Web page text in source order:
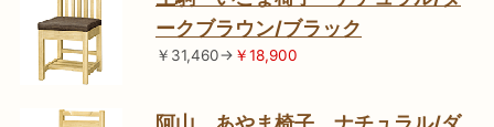
ークブラウン/ブラック
￥31,460→ ￥18,900